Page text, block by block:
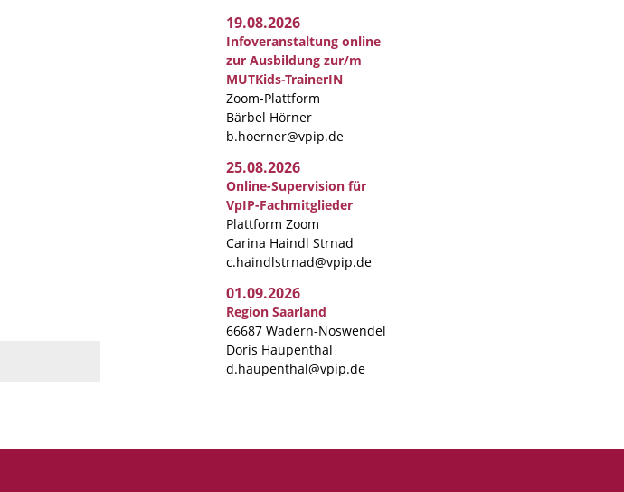
19.08.2026
Infoveranstaltung online
zur Ausbildung zur/m
MUTKids-TrainerIN
Zoom-Plattform
Bärbel Hörner
b.hoerner@vpip.de
25.08.2026
Online-Supervision für
VpIP-Fachmitglieder
Plattform Zoom
Carina Haindl Strnad
c.haindlstrnad@vpip.de
01.09.2026
Region Saarland
66687 Wadern-Noswendel
Doris Haupenthal
d.haupenthal@vpip.de